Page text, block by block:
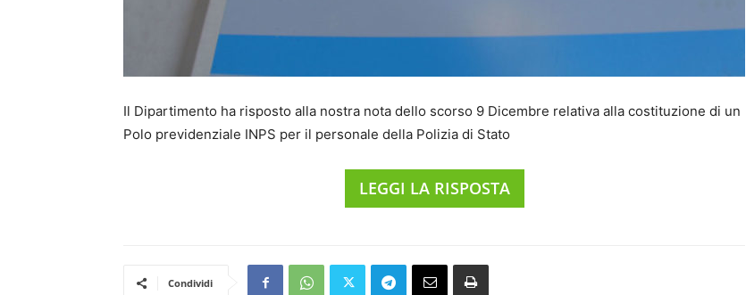
Il Dipartimento ha risposto alla nostra nota dello scorso 9 Dicembre relativa alla costituzione di un
Polo previdenziale INPS per il personale della Polizia di Stato
LEGGI LA RISPOSTA
Condividi